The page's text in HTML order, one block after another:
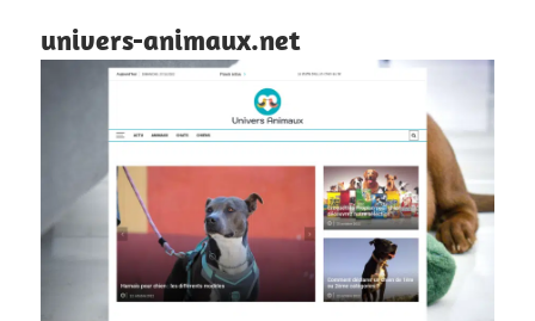
univers-animaux.net